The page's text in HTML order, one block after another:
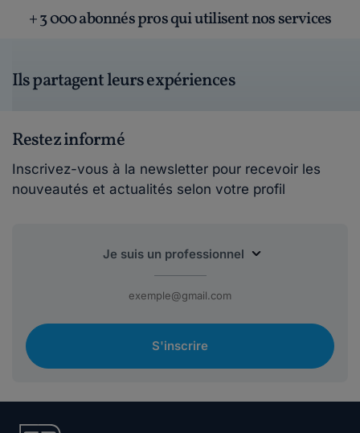
+ 3 000 abonnés pros qui utilisent nos services
Ils partagent leurs expériences
Restez informé
Inscrivez-vous à la newsletter pour recevoir les
nouveautés et actualités selon votre profil
S'inscrire